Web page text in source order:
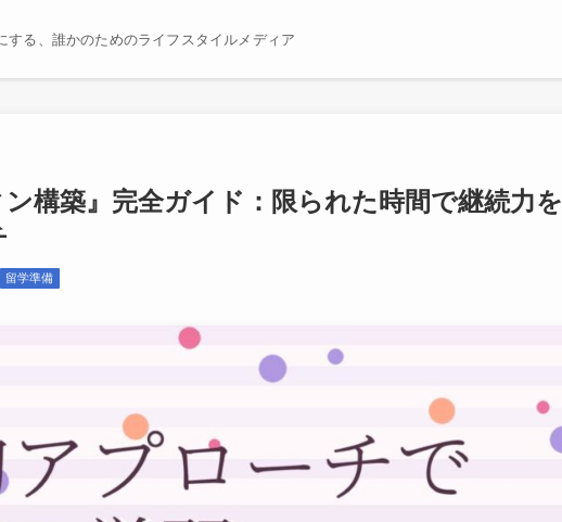
する、誰かのためのライフスタイルメディア
構築』完全ガイド：限られた時間で継続力を
留学準備